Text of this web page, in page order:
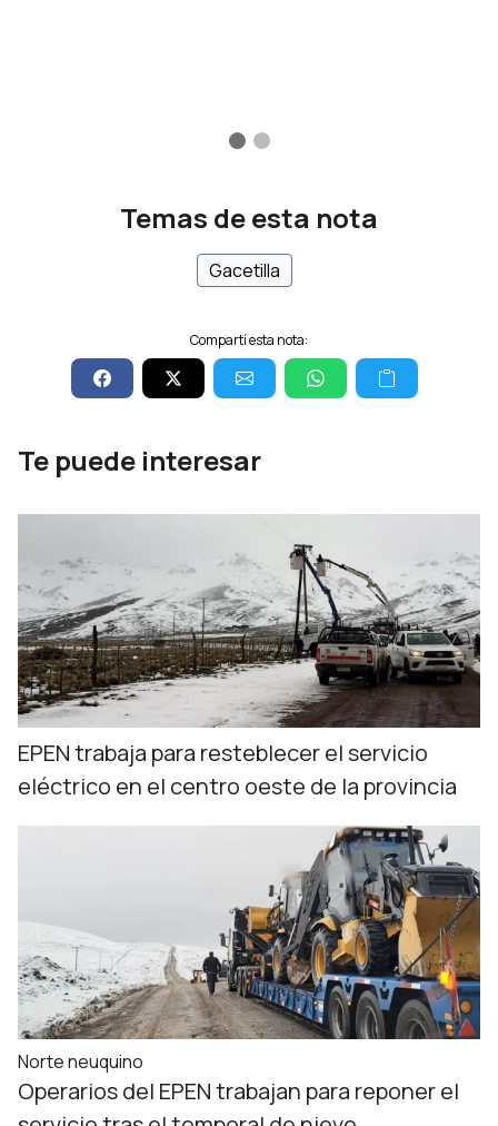
Temas de esta nota
Gacetilla
Compartí esta nota:
Te puede interesar
EPEN trabaja para resteblecer el servicio
eléctrico en el centro oeste de la provincia
Norte neuquino
Operarios del EPEN trabajan para reponer el